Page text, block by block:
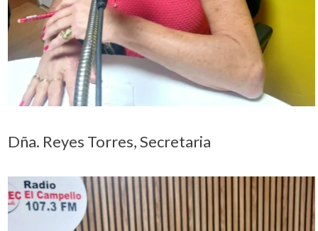
Dña. Reyes Torres, Secretaria